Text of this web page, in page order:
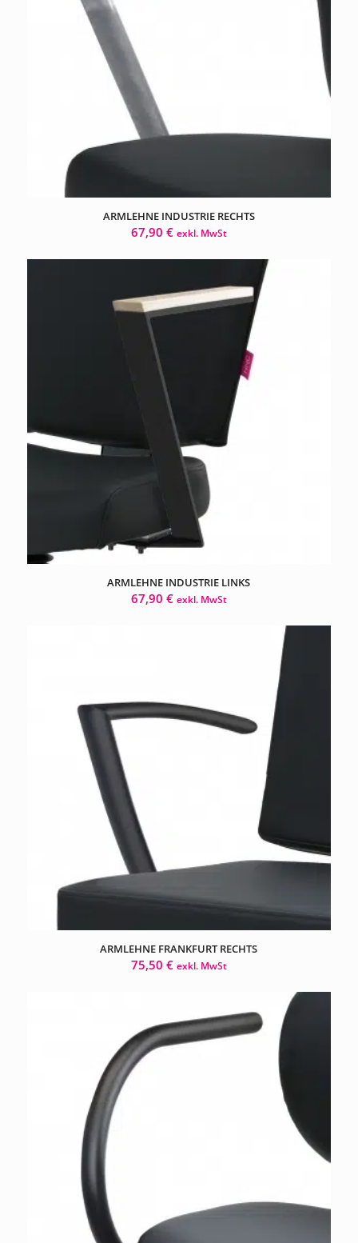
ARMLEHNE INDUSTRIE RECHTS
67,90 € exkl. MwSt
ARMLEHNE INDUSTRIE LINKS
67,90 € exkl. MwSt
ARMLEHNE FRANKFURT RECHTS
75,50 € exkl. MwSt